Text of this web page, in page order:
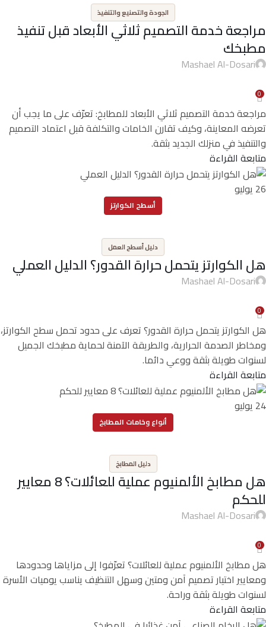
الجودة والتصنيع والتنفيذ
مراجعة خدمة التصميم ثلاثي الأبعاد قبل تنفيذ
مطبخك
Mashael Al-Dosari
0
مراجعة خدمة التصميم ثلاثي الأبعاد للمطابخ: تعرّف على ما يجب أن
تعرضه المعاينة، وكيف تقارن الخامات والتكلفة قبل اعتماد التصميم
والتنفيذ في منزلك الجديد بثقة.
متابعة القراءة
26 يوليو
أسطح الكوارتز
دليل أسطح العمل
هل الكوارتز يتحمل حرارة القدور؟ الدليل العملي
Mashael Al-Dosari
0
هل الكوارتز يتحمل حرارة القدور؟ تعرف على حدود تحمل سطح الكوارتز،
ومخاطر الصدمة الحرارية، والطريقة الآمنة لحماية مطبخك الجميل
لسنوات طويلة بثقة ووعي دائما.
متابعة القراءة
24 يوليو
أنواع وخامات المطابخ
دليل المطابخ
هل مطابخ الألمنيوم عملية للعائلات؟ 8 معايير
للحكم
Mashael Al-Dosari
0
هل مطابخ الألمنيوم عملية للعائلات؟ تعرّفوا إلى مزاياها وحدودها
ومعايير اختيار تصميم آمن ومتين وسهل التنظيف يناسب يوميات الأسرة
لسنوات طويلة بثقة وراحة.
متابعة القراءة